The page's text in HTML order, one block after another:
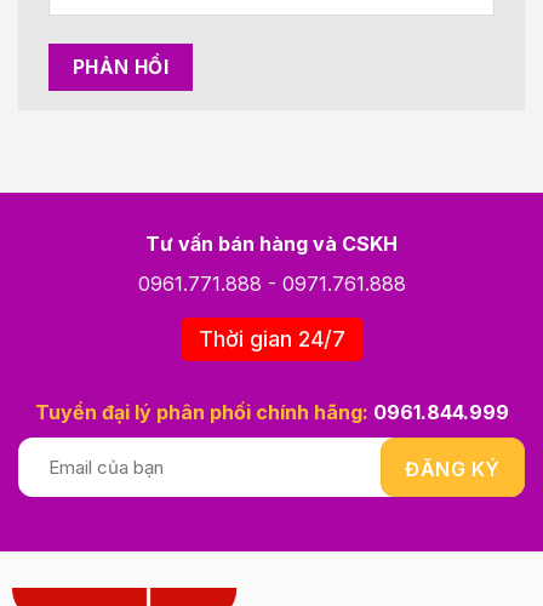
Tư vấn bán hàng và CSKH
0961.771.888 - 0971.761.888
Thời gian 24/7
Tuyển đại lý phân phối chính hãng: 0961.844.999